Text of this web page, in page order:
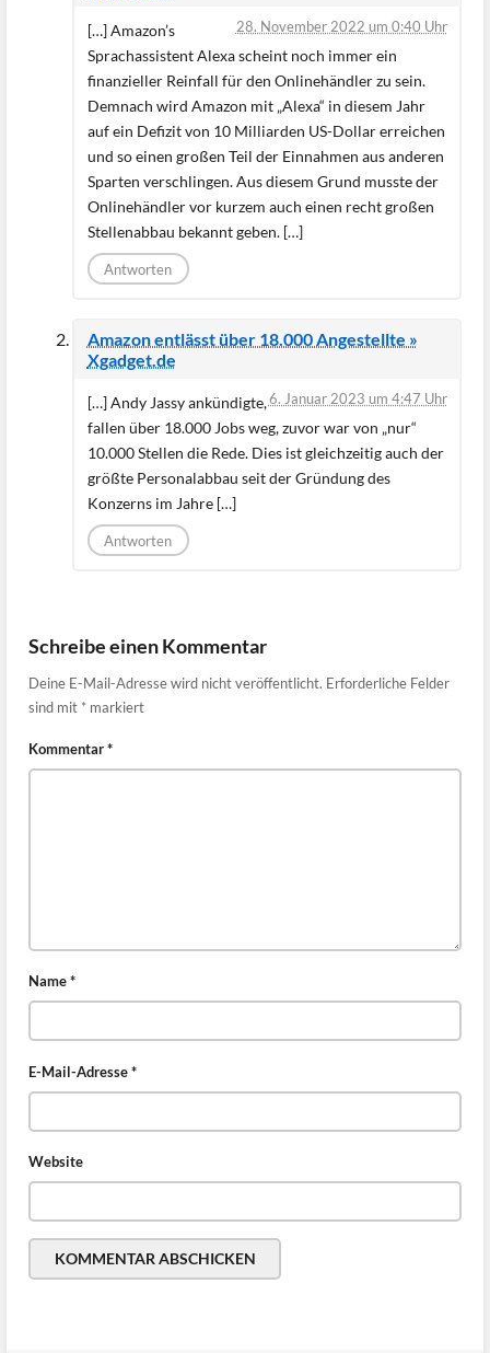
28. November 2022 um 0:40 Uhr
[…] Amazon’s
Sprachassistent Alexa scheint noch immer ein
finanzieller Reinfall für den Onlinehändler zu sein.
Demnach wird Amazon mit „Alexa“ in diesem Jahr
auf ein Defizit von 10 Milliarden US-Dollar erreichen
und so einen großen Teil der Einnahmen aus anderen
Sparten verschlingen. Aus diesem Grund musste der
Onlinehändler vor kurzem auch einen recht großen
Stellenabbau bekannt geben. […]
Antworten
Amazon entlässt über 18.000 Angestellte »
Xgadget.de
6. Januar 2023 um 4:47 Uhr
[…] Andy Jassy ankündigte,
fallen über 18.000 Jobs weg, zuvor war von „nur“
10.000 Stellen die Rede. Dies ist gleichzeitig auch der
größte Personalabbau seit der Gründung des
Konzerns im Jahre […]
Antworten
Schreibe einen Kommentar
Deine E-Mail-Adresse wird nicht veröffentlicht. Erforderliche Felder
sind mit * markiert
Kommentar*
Name*
E-Mail-Adresse*
Website